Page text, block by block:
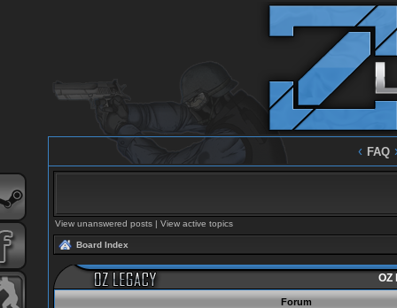
‹ FAQ
View unanswered posts| View active topics
Board Index
OZ
Forum